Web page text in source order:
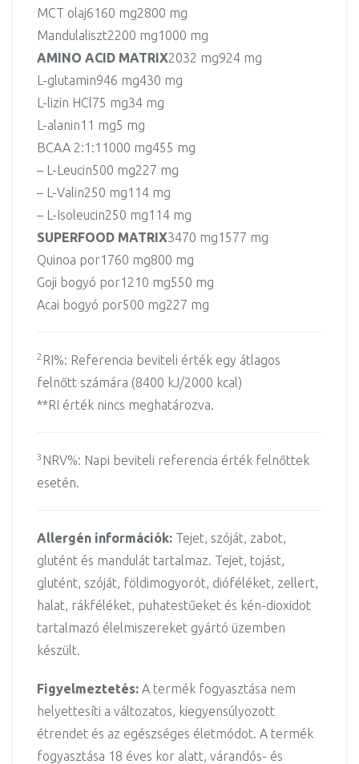
MCT olaj6160 mg2800 mg
Mandulaliszt2200 mg1000 mg
AMINO ACID MATRIX2032 mg924 mg
L-glutamin946 mg430 mg
L-lizin HCl75 mg34 mg
L-alanin11 mg5 mg
BCAA 2:1:1 1000 mg455 mg
– L-Leucin500 mg227 mg
– L-Valin250 mg114 mg
– L-Isoleucin250 mg114 mg
SUPERFOOD MATRIX3470 mg1577 mg
Quinoa por1760 mg800 mg
Goji bogyó por1210 mg550 mg
Acai bogyó por500 mg227 mg
2 RI%: Referencia beviteli érték egy átlagos
felnőtt számára (8400 kJ/2000 kcal)
**RI érték nincs meghatározva.
3 NRV%: Napi beviteli referencia érték felnőttek
esetén.
Allergén információk: Tejet, szóját, zabot,
glutént és mandulát tartalmaz. Tejet, tojást,
glutént, szóját, földimogyorót, dióféléket, zellert,
halat, rákféléket, puhatestűeket és kén-dioxidot
tartalmazó élelmiszereket gyártó üzemben
készült.
Figyelmeztetés: A termék fogyasztása nem
helyettesíti a változatos, kiegyensúlyozott
étrendet és az egészséges életmódot. A termék
fogyasztása 18 éves kor alatt, várandós- és